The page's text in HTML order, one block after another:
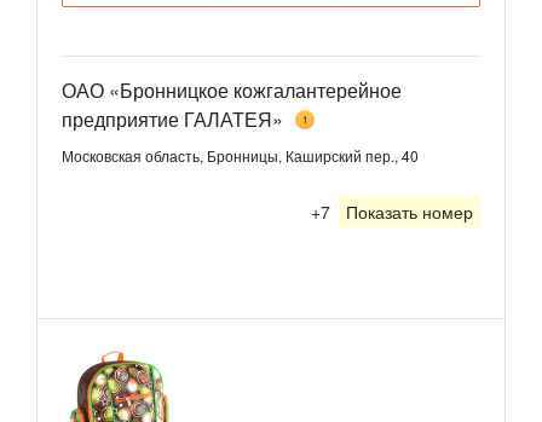
ОАО «Бронницкое кожгалантерейное
предприятие ГАЛАТЕЯ»
1
Московская область, Бронницы, Каширский пер., 40
+7 Показать номер